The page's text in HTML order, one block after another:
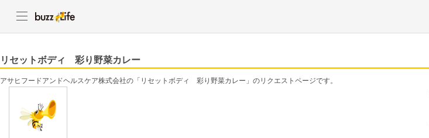
リセットボディ 彩り野菜カレー
アサヒフードアンドヘルスケア株式会社の「リセットボディ 彩り野菜カレー」のリクエストページです。